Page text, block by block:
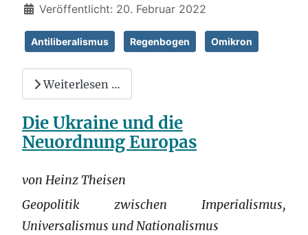
Veröffentlicht: 20. Februar 2022
Antiliberalismus Regenbogen Omikron
Weiterlesen …
Die Ukraine und die
Neuordnung Europas
von Heinz Theisen
Geopolitik zwischen Imperialismus,
Universalismus und Nationalismus